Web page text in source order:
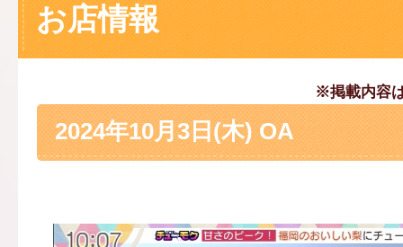
お店情報
※掲載内容
2024年10月3日(木) OA